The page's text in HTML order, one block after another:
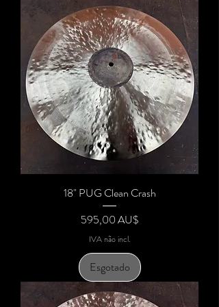
18" PUG Clean Crash
Preço
595,00 AU$
IVA não incl.
Esgotado